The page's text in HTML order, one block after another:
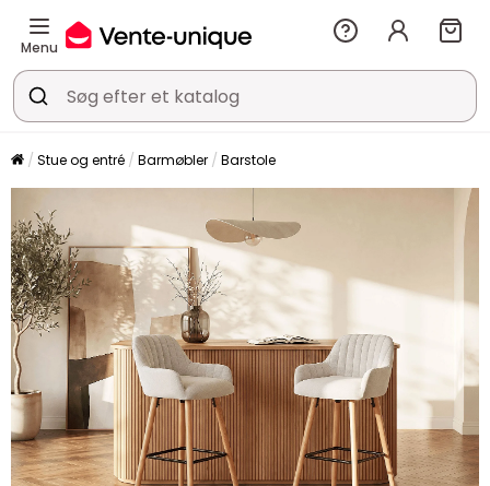
Menu
Stue og entré Barmøbler Barstole